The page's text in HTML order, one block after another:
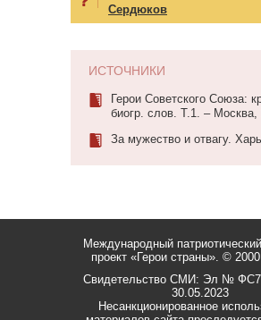
Сердюков
ИСТОЧНИКИ
Герои Советского Союза:
биогр. слов. Т.1. – Москва,
За мужество и отвагу.
Международный
проект «Герои страны». © 2000
Свидетельство СМИ: Эл №
30.05.2023
Несанкционированное